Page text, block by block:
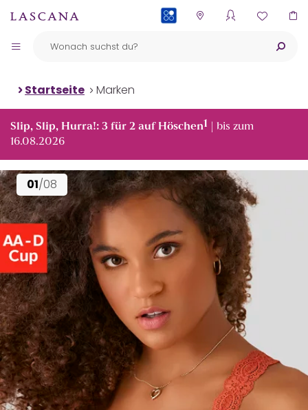
Startseite Marken
Slip, Slip, Hurra!: 3 für 2 auf Höschen1 | bis zum
16.08.2026
01/08